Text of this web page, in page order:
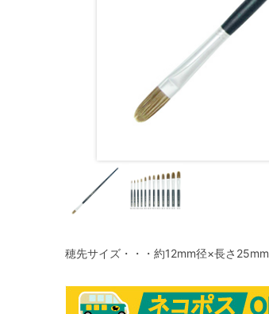
穂先サイズ・・・約12mm径×長さ25mm